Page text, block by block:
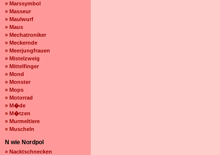
» Marssymbol
» Masseur
» Maulwurf
» Maus
» Mechatroniker
» Meckernde
» Meerjungfrauen
» Mistelzweig
» Mittelfinger
» Mond
» Monster
» Mops
» Motorrad
» M�de
» M�tzen
» Murmeltiere
» Muscheln
N wie Nordpol
» Nacktschnecken